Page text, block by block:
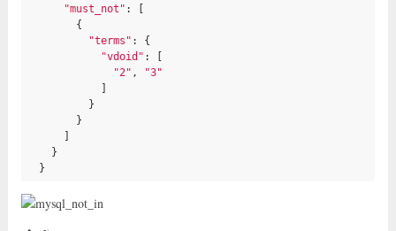
"must_not" : [
        {
"terms" : {
"vdoid" : [
"2" ,
"3"
            ]
          }
        }
      ]
    }
  }